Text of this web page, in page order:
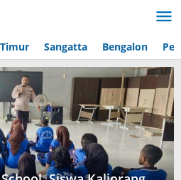
Sangatta Bengalon